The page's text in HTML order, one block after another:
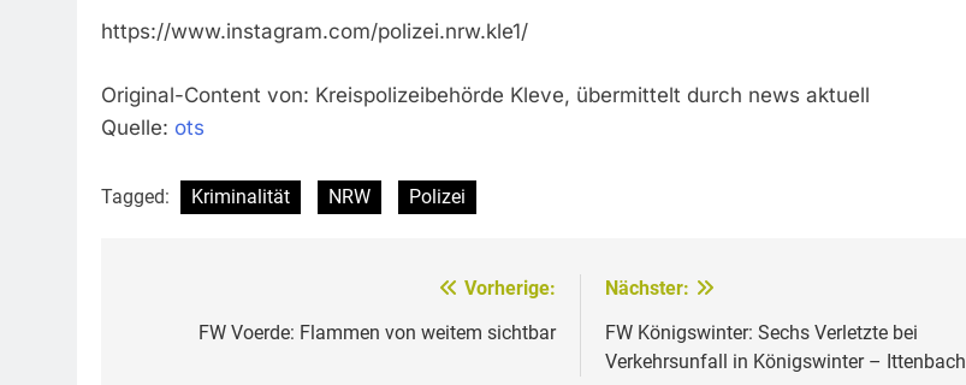
https://www.instagram.com/polizei.nrw.kle1/
Original-Content von: Kreispolizeibehörde Kleve, übermittelt durch news aktuell
Quelle: ots
Tagged: Kriminalität NRW Polizei
Vorherige:
FW Voerde: Flammen von weitem sichtbar
Nächster:
FW Königswinter: Sechs Verletzte bei
Verkehrsunfall in Königswinter – Ittenbach